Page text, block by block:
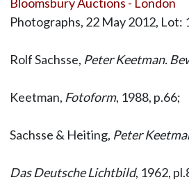
Photographs, 22 May 2012, Lot:
Rolf Sachsse, Peter Keetman.
Keetman, Fotoform, 1988, p.66;
Sachsse & Heiting, Peter
Das Deutsche Lichtbild, 1962,